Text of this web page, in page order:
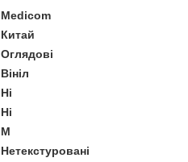
Medicom
Китай
Оглядові
Вініл
Ні
Ні
M
Нетекстуровані